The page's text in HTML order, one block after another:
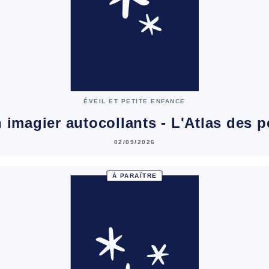
ÉVEIL ET PETITE ENFANCE
imagier autocollants - L'Atlas des
02/09/2026
À PARAÎTRE